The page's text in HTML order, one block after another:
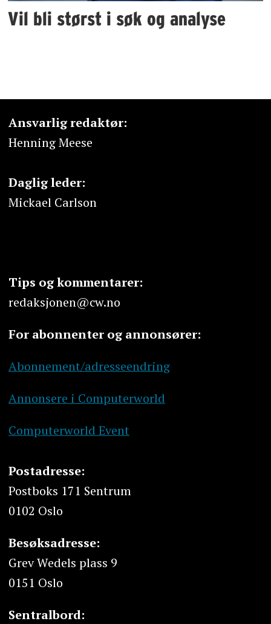
Vil bli størst i søk og analyse
Ansvarlig redaktør:
Henning Meese
Daglig leder:
Mickael Carlson
Tips og kommentarer:
redaksjonen@cw.no
For abonnenter og annonsører:
Abonnement/adresseendring
Annonsere i Computerworld
Computerworld Event
Postadresse:
Postboks 171 Sentrum
0102 Oslo
Besøksadresse:
Grev Wedels plass 9
0151 Oslo
Sentralbord: